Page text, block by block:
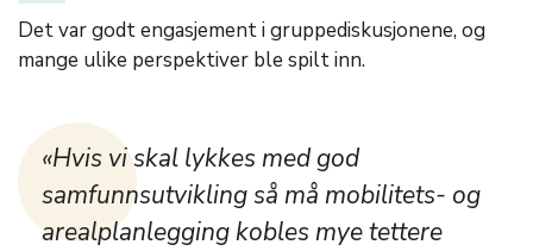
Det var godt engasjement i gruppediskusjonene, og
mange ulike perspektiver ble spilt inn.
«Hvis vi skal lykkes med god
samfunnsutvikling så må mobilitets- og
arealplanlegging kobles mye tettere